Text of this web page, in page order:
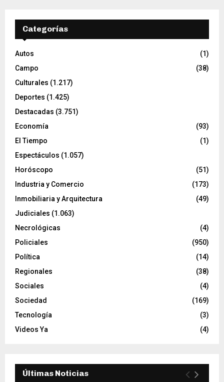
Categorías
Autos
(1)
Campo
(38)
Culturales (1.217)
Deportes (1.425)
Destacadas (3.751)
Economía
(93)
El Tiempo
(1)
Espectáculos (1.057)
Horóscopo
(51)
Industria y Comercio
(173)
Inmobiliaria y Arquitectura
(49)
Judiciales (1.063)
Necrológicas
(4)
Policiales
(950)
Política
(14)
Regionales
(38)
Sociales
(4)
Sociedad
(169)
Tecnología
(3)
Videos Ya
(4)
Últimas Noticias